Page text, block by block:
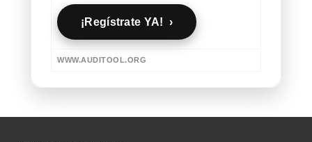
¡Regístrate YA! ›
WWW.AUDITOOL.ORG